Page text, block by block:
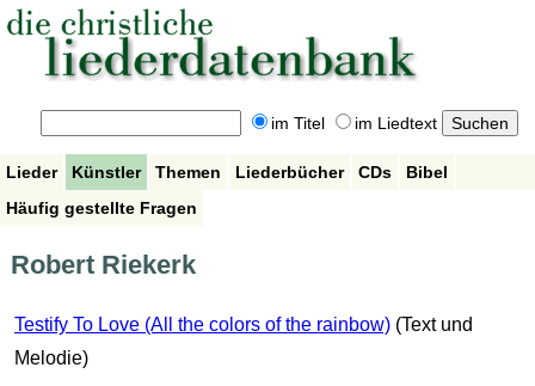
im Titel im Liedtext
Lieder Künstler Themen Liederbücher CDs
Bibel
Häufig gestellte Fragen
Robert Riekerk
Testify To Love (All the colors of the rainbow) (Text und
Melodie)